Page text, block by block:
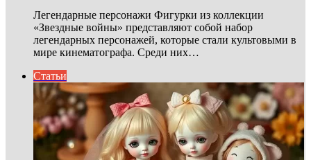
Легендарные персонажи Фигурки из коллекции
«Звездные войны» представляют собой набор
легендарных персонажей, которые стали культовыми в
мире кинематографа. Среди них…
Статьи